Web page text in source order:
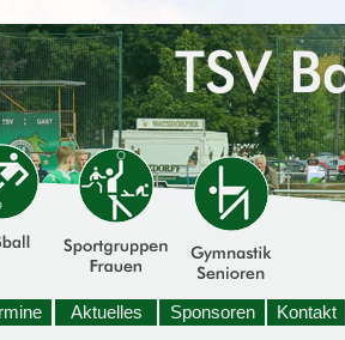
Aktuelles Sponsoren Kontakt